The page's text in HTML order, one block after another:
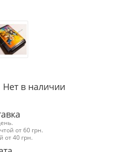
Нет в наличии
от 60 грн.
от 40 грн.